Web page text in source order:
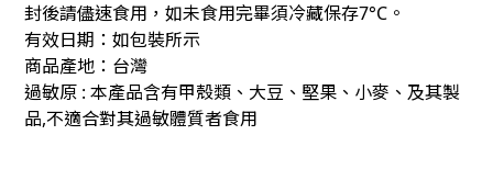
封後請儘速食用，如未食用完畢須冷藏保存7°C。
有效日期 ：如包裝所示
商品產地：台灣
過敏原 : 本產品含有甲殼類 、大豆 、堅果 、小麥 、及其製
品,不適合對其過敏體質者食用